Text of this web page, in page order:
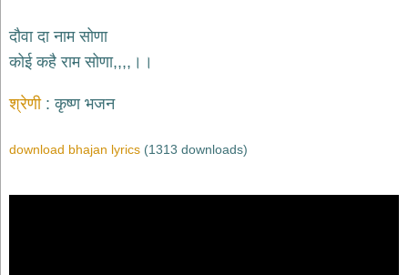
भजन
miscellaneous
bhajans
भजन
दौवा दा नाम सोणा
कोई कहै राम सोणा,,,,।।
श्रेणी कृष्ण भजन
download bhajan lyrics (1313 downloads)